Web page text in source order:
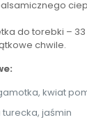
do torebki – 33
chwile.
kwiat
turecka, jaśmin